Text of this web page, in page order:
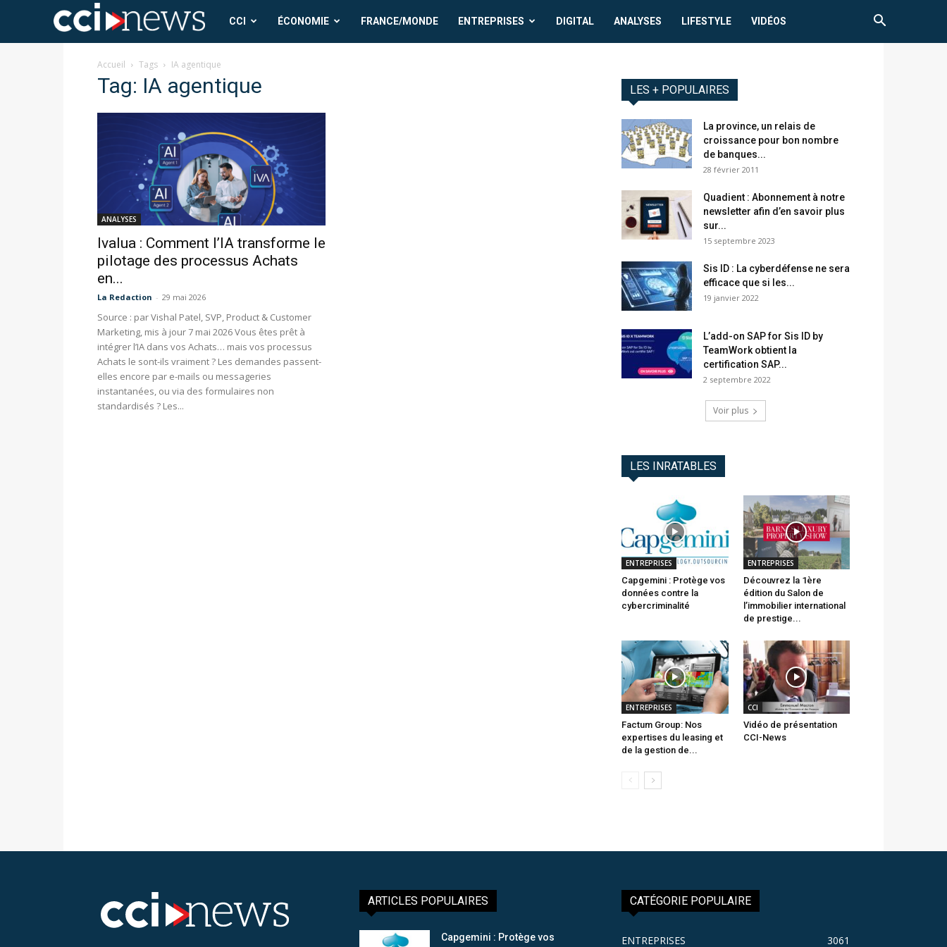
CCI
News
CCI ÉCONOMIE FRANCE/MONDE ENTREPRISES DIGITAL ANALYSES LIFESTYLE VIDÉOS
Accueil Tags IA agentique
Tag: IA agentique
ANALYSES
Ivalua : Comment l’IA transforme le
pilotage des processus Achats
en...
La Redaction - 29 mai 2026
Source : par Vishal Patel, SVP, Product & Customer
Marketing, mis à jour 7 mai 2026 Vous êtes prêt à
intégrer l’IA dans vos Achats… mais vos processus
Achats le sont-ils vraiment ? Les demandes passent-
elles encore par e-mails ou messageries
instantanées, ou via des formulaires non
standardisés ? Les...
LES + POPULAIRES
La province, un relais de
croissance pour bon nombre
de banques...
28 février 2011
Quadient : Abonnement à notre
newsletter afin d’en savoir plus
sur...
15 septembre 2023
Sis ID : La cyberdéfense ne sera
efficace que si les...
19 janvier 2022
L’add-on SAP for Sis ID by
TeamWork obtient la
certification SAP...
2 septembre 2022
Voir plus
LES INRATABLES
ENTREPRISES
Capgemini : Protège vos
données contre la
cybercriminalité
ENTREPRISES
Découvrez la 1ère
édition du Salon de
l’immobilier international
de prestige...
ENTREPRISES
Factum Group: Nos
expertises du leasing et
de la gestion de...
CCI
Vidéo de présentation
CCI-News
ARTICLES POPULAIRES
Capgemini : Protège vos
CATÉGORIE POPULAIRE
ENTREPRISES 3061